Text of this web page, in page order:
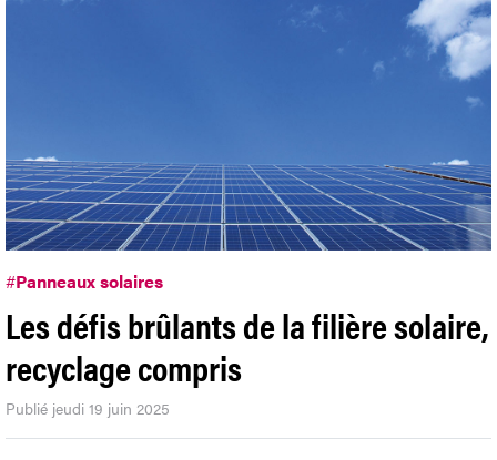
#Panneaux solaires
Les défis brûlants de la filière solaire,
recyclage compris
Publié jeudi 19 juin 2025